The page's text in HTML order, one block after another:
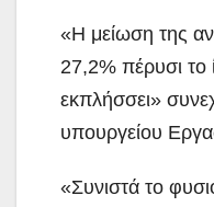
«Η μείωση της
27,2% πέρυσι το
εκπλήσσει»
υπουργείου
«Συνιστά το